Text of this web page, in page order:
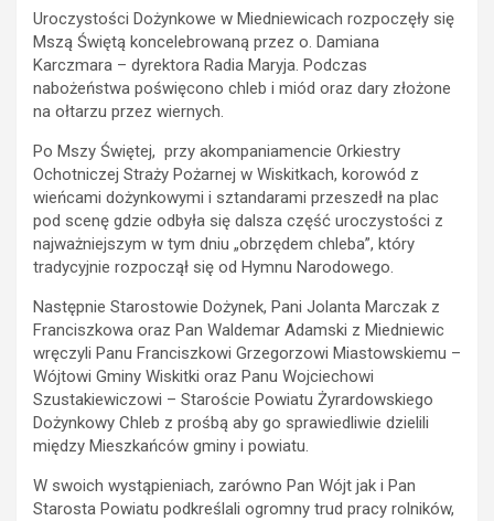
Uroczystości Dożynkowe w Miedniewicach rozpoczęły się
Mszą Świętą koncelebrowaną przez o. Damiana
Karczmara – dyrektora Radia Maryja. Podczas
nabożeństwa poświęcono chleb i miód oraz dary złożone
na ołtarzu przez wiernych.
Po Mszy Świętej, przy akompaniamencie Orkiestry
Ochotniczej Straży Pożarnej w Wiskitkach, korowód z
wieńcami dożynkowymi i sztandarami przeszedł na plac
pod scenę gdzie odbyła się dalsza część uroczystości z
najważniejszym w tym dniu „obrzędem chleba”, który
tradycyjnie rozpoczął się od Hymnu Narodowego.
Następnie Starostowie Dożynek, Pani Jolanta Marczak z
Franciszkowa oraz Pan Waldemar Adamski z Miedniewic
wręczyli Panu Franciszkowi Grzegorzowi Miastowskiemu –
Wójtowi Gminy Wiskitki oraz Panu Wojciechowi
Szustakiewiczowi – Staroście Powiatu Żyrardowskiego
Dożynkowy Chleb z prośbą aby go sprawiedliwie dzielili
między Mieszkańców gminy i powiatu.
W swoich wystąpieniach, zarówno Pan Wójt jak i Pan
Starosta Powiatu podkreślali ogromny trud pracy rolników,